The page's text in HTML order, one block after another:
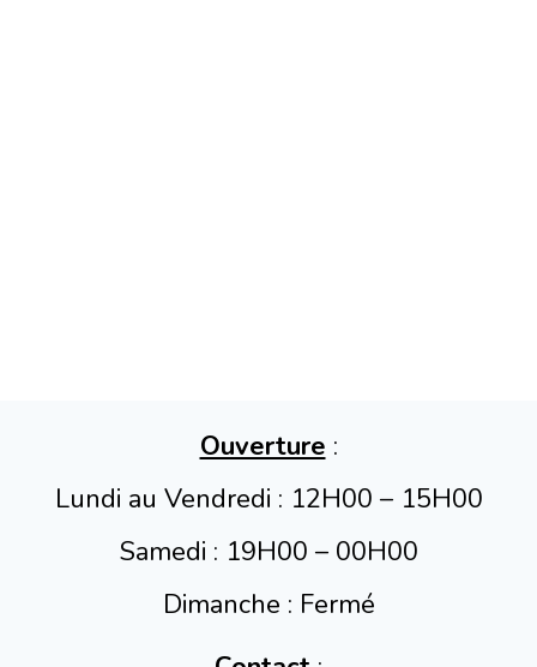
Ouverture :
Lundi au Vendredi : 12H00 – 15H00
Samedi : 19H00 – 00H00
Dimanche : Fermé